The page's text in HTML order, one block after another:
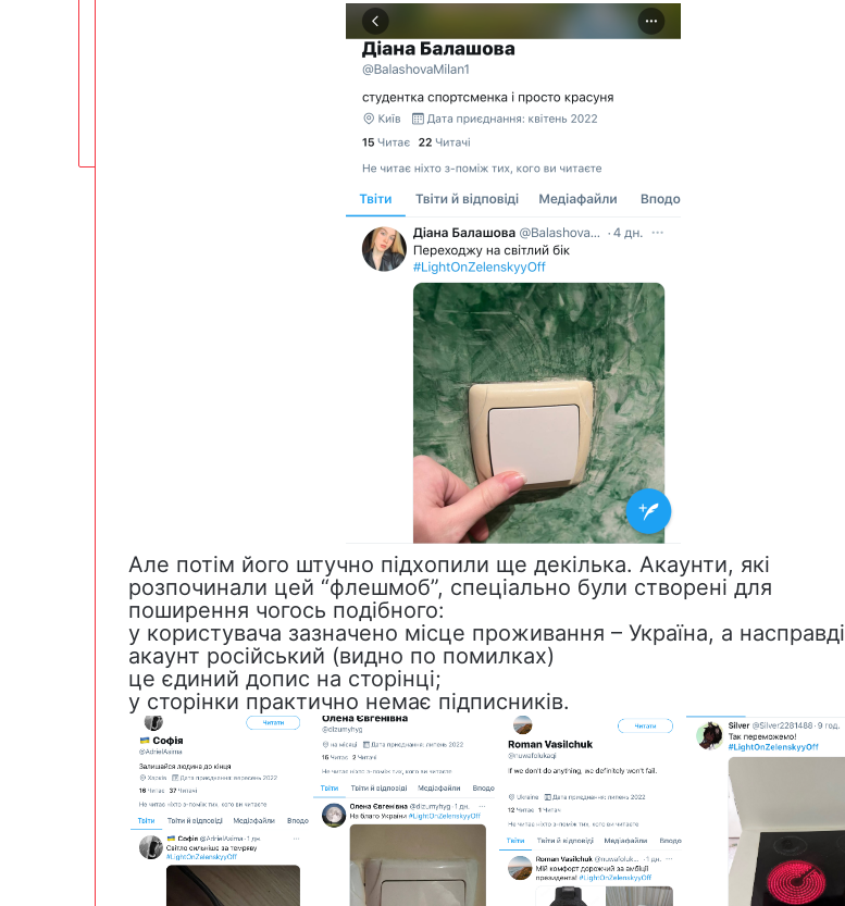
Але потім його штучно підхопили ще декілька. Акаунти, які
розпочинали цей “флешмоб”, спеціально були створені для
поширення чогось подібного:
у користувача зазначено місце проживання – Україна, а насправді
акаунт російський (видно по помилках)
це єдиний допис на сторінці;
у сторінки практично немає підписників.